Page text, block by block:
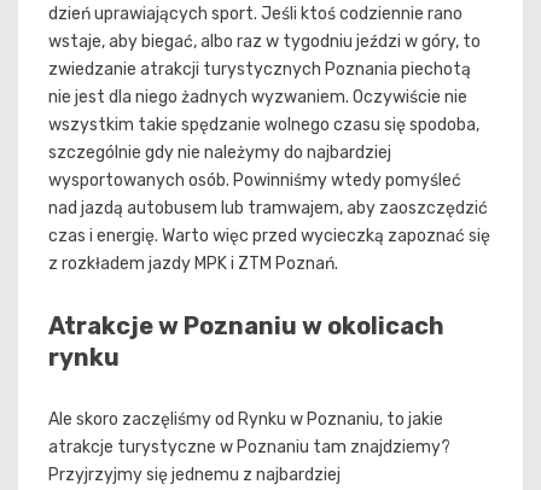
dzień uprawiających sport. Jeśli ktoś codziennie rano
wstaje, aby biegać, albo raz w tygodniu jeździ w góry, to
zwiedzanie atrakcji turystycznych Poznania piechotą
nie jest dla niego żadnych wyzwaniem. Oczywiście nie
wszystkim takie spędzanie wolnego czasu się spodoba,
szczególnie gdy nie należymy do najbardziej
wysportowanych osób. Powinniśmy wtedy pomyśleć
nad jazdą autobusem lub tramwajem, aby zaoszczędzić
czas i energię. Warto więc przed wycieczką zapoznać się
z rozkładem jazdy MPK i ZTM Poznań.
Atrakcje w Poznaniu w okolicach
rynku
Ale skoro zaczęliśmy od Rynku w Poznaniu, to jakie
atrakcje turystyczne w Poznaniu tam znajdziemy?
Przyjrzyjmy się jednemu z najbardziej